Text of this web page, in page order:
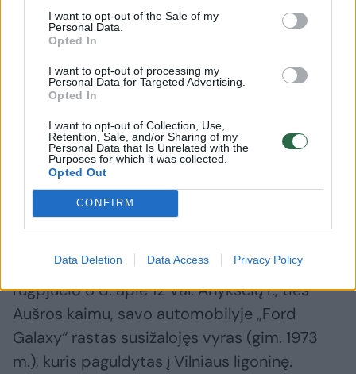
I want to opt-out of the Sale of my
Personal Data.
Opted In
I want to opt-out of processing my
Personal Data for Targeted Advertising.
Opted In
I want to opt-out of Collection, Use,
Retention, Sale, and/or Sharing of my
Personal Data that Is Unrelated with the
Purposes for which it was collected.
Opted Out
CONFIRM
Data Deletion Data Access Privacy Policy
Kaip pranešė Policijos departamentas,
rugpjūčio 8 d. apie 12 val. Anykščių r., ties
Aušros kaimu, savo automobilyje „Ford
Galaxy“ rastas susižalojęs vyras (gim. 1973
m.), kuris paguldytas į Vilniaus ligoninę.